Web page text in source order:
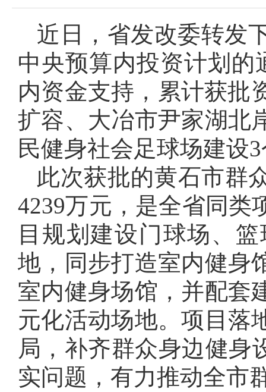
近日，省发改委转发
中央预算内投资计划的
内资金支持，累计获批
扩容、大冶市尹家湖北
民健身社会足球场建设
此次获批的黄石市群
4239万元，是全省同类
目规划建设门球场、
地，同步打造室内健身
室内健身场馆，并配套
元化活动场地。项目落
局，补齐群众身边健身
实问题，有力推动全市